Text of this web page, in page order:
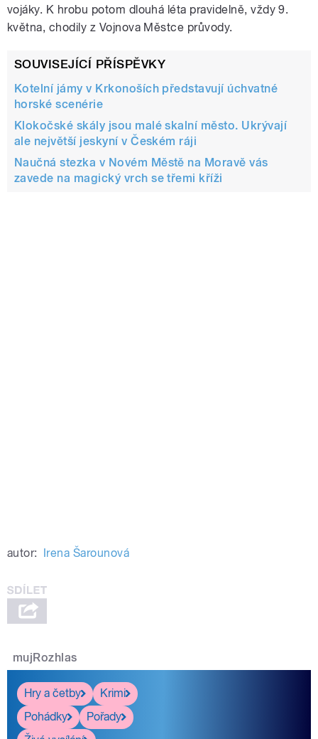
vojáky. K hrobu potom dlouhá léta pravidelně, vždy 9.
května, chodily z Vojnova Městce průvody.
SOUVISEJÍCÍ PŘÍSPĚVKY
Kotelní jámy v Krkonoších představují úchvatné
horské scenérie
Klokočské skály jsou malé skalní město. Ukrývají
ale největší jeskyní v Českém ráji
Naučná stezka v Novém Městě na Moravě vás
zavede na magický vrch se třemi kříži
autor: Irena Šarounová
mujRozhlas
Hry a četby
Krimi
Pohádky
Pořady